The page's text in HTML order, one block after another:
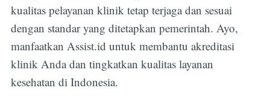
kualitas pelayanan klinik tetap terjaga dan sesuai
dengan standar yang ditetapkan pemerintah. Ayo,
manfaatkan Assist.id untuk membantu akreditasi
klinik Anda dan tingkatkan kualitas layanan
kesehatan di Indonesia.